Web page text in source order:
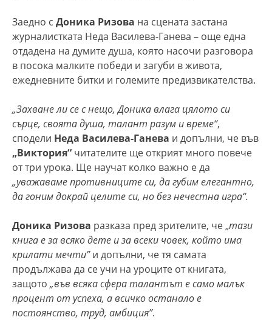
Заедно с Доника Ризова на сцената застана
журналистката Неда Василева-Ганева – още една
отдадена на думите душа, която насочи разговора
в посока малките победи и загуби в живота,
ежедневните битки и големите предизвикателства.
„Захване ли се с нещо, Доника влага цялото си
сърце, своята душа, талант разум и време“,
сподели Неда Василева-Ганева и допълни, че във
„Виктория“ читателите ще открият много повече
от три урока. Ще научат колко важно е да
„уважаваме противниците си, да губим елегантно,
да гоним докрай целите си, но без нечестна игра“.
Доника Ризова разказа пред зрителите, че „тази
книга е за всяко дете и за всеки човек, който има
крилати мечти”и допълни, че тя самата
продължава да се учи на уроците от книгата,
защото „във всяка сфера талантът е само малък
процент от успеха, а всичко останало е
постоянство, труд, амбиция”.